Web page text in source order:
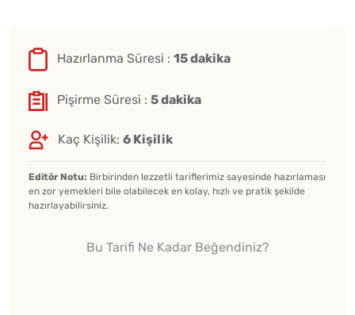
Hazırlanma Süresi : 15 dakika
Pişirme Süresi : 5 dakika
Kaç Kişilik: 6 Kişilik
Editör Notu: Birbirinden lezzetli tariflerimiz sayesinde hazırlaması
en zor yemekleri bile olabilecek en kolay, hızlı ve pratik şekilde
hazırlayabilirsiniz.
Bu Tarifi Ne Kadar Beğendiniz?